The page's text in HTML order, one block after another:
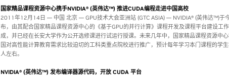
国家精品课程资源中心携手NVIDIA® (英伟达™) 推进CUDA编程走进中国高校
2011年12月14日 — 中国 北京 — GPU技术大会亚洲站 (GTC ASIA) — NVIDIA® (英伟达™)于
布，由其配合国家精品课程资源中心的《基于GPU的并行计算》课程开发及课程平台建设工
成，并已经在长安大学作为公开选修课进行试运行授课。未来几年中，国家精品课程资源中
国对高性能计算教育需求比较迫切的工科类重点院校进行推广，预计每年学习本门课程的学
人左右。
NVIDIA® (英伟达™) 发布编译器源代码，开放 CUDA 平台